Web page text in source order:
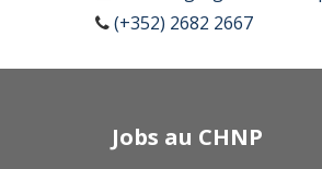
(+352) 2682 2667
Jobs au CHNP